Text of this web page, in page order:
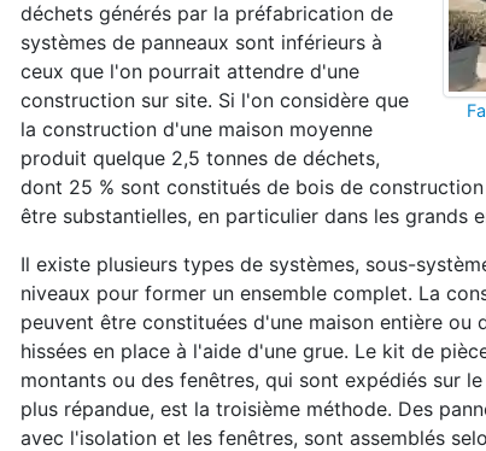
déchets générés par la préfabrication de
systèmes de panneaux sont inférieurs à
ceux que l'on pourrait attendre d'une
construction sur site. Si l'on considère que
la construction d'une maison moyenne
produit quelque 2,5 tonnes de déchets,
dont 25 % sont constitués de bois de
être substantielles, en particulier dans les grands
Il existe plusieurs types de systèmes, sous-
niveaux pour former un ensemble complet. La
peuvent être constituées d'une maison entière
hissées en place à l'aide d'une grue. Le kit de
montants ou des fenêtres, qui sont expédiés sur
plus répandue, est la troisième méthode. Des
avec l'isolation et les fenêtres, sont assemblés